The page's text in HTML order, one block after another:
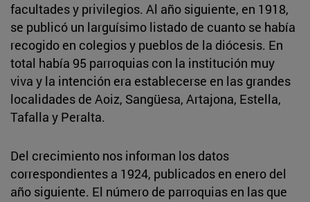
facultades y privilegios. Al año siguiente, en 1918,
se publicó un larguísimo listado de cuanto se había
recogido en colegios y pueblos de la diócesis. En
total había 95 parroquias con la institución muy
viva y la intención era establecerse en las grandes
localidades de Aoiz, Sangüesa, Artajona, Estella,
Tafalla y Peralta.
Del crecimiento nos informan los datos
correspondientes a 1924, publicados en enero del
año siguiente. El número de parroquias en las que